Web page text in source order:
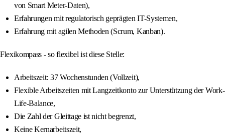
von Smart Meter-Daten),
Erfahrungen mit regulatorisch geprägten IT-Systemen,
Erfahrung mit agilen Methoden (Scrum, Kanban).
Flexikompass - so flexibel ist diese Stelle:
Arbeitszeit: 37 Wochenstunden (Vollzeit),
Flexible Arbeitszeiten mit Langzeitkonto zur Unterstützung der Work-
Life-Balance,
Die Zahl der Gleittage ist nicht begrenzt,
Keine Kernarbeitszeit,